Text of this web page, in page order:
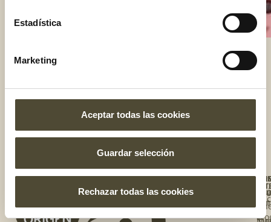
Estadística
Marketing
Aceptar todas las cookies
Guardar selección
Rechazar todas las cookies
El gusto es nuestro
al
tu